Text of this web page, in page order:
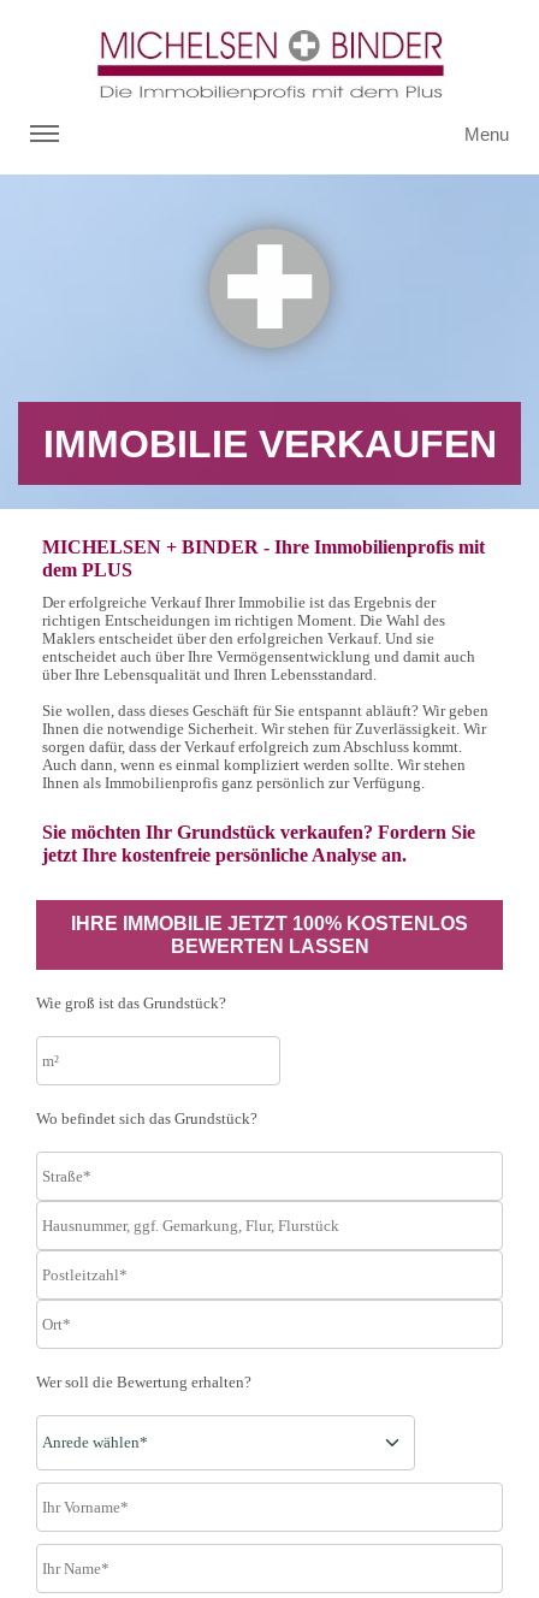
Menu
IMMOBILIE VERKAUFEN
MICHELSEN + BINDER - Ihre Immobilienprofis mit
dem PLUS
Der erfolgreiche Verkauf Ihrer Immobilie ist das Ergebnis der
richtigen Entscheidungen im richtigen Moment. Die Wahl des
Maklers entscheidet über den erfolgreichen Verkauf. Und sie
entscheidet auch über Ihre Vermögensentwicklung und damit auch
über Ihre Lebensqualität und Ihren Lebensstandard.
Sie wollen, dass dieses Geschäft für Sie entspannt abläuft? Wir geben
Ihnen die notwendige Sicherheit. Wir stehen für Zuverlässigkeit. Wir
sorgen dafür, dass der Verkauf erfolgreich zum Abschluss kommt.
Auch dann, wenn es einmal kompliziert werden sollte. Wir stehen
Ihnen als Immobilienprofis ganz persönlich zur Verfügung.
Sie möchten Ihr Grundstück verkaufen? Fordern Sie
jetzt Ihre kostenfreie persönliche Analyse an.
IHRE IMMOBILIE JETZT 100% KOSTENLOS
BEWERTEN LASSEN
Wie groß ist das Grundstück?
Wo befindet sich das Grundstück?
Wer soll die Bewertung erhalten?